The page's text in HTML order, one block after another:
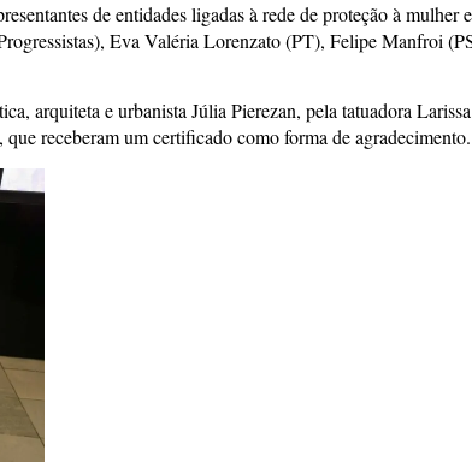
de entidades ligadas à rede de proteção à mulher
Eva Valéria Lorenzato (PT), Felipe Manfroi
arquiteta e urbanista Júlia Pierezan, pela tatuadora Larissa
receberam um certificado como forma de agradecimento.